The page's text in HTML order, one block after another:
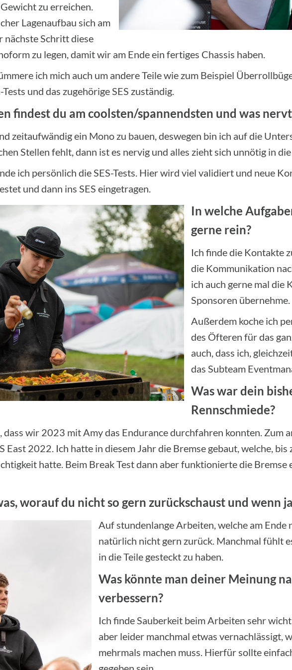
zu erreichen.
Lagenaufbau sich am
nächste Schritt diese
zu legen, damit wir am Ende ein fertiges Chassis haben.
ich mich auch um andere Teile wie zum Beispiel
und das zugehörige SES zuständig.
findest du am coolsten/spannendsten und was
zeitaufwändig ein Mono zu bauen, deswegen bin ich auf die
Stellen fehlt, dann ist es nervig und alles zieht sich unnötig in die
ich persönlich die SES-Tests. Hier wird viel validiert und neue
und dann ins SES eingetragen.
In welche
gerne rein?
Ich finde die Kontakte
die Kommunikation
ich auch gerne mal die
Sponsoren übernehme.
Außerdem koche ich
des Öfteren für das
auch, dass ich,
das Subteam
Was war dein
Rennschmiede?
dass wir 2023 mit Amy das Endurance durchfahren konnten. Zum
East 2022. Ich hatte in diesem Jahr die Bremse gebaut, welche,
hatte. Beim Break Test dann aber funktionierte die Bremse
worauf du nicht so gern zurückschaust und wenn
Auf stundenlange Arbeiten, welche am Ende
natürlich nicht gern zurück. Manchmal fühlt
in die Teile gesteckt zu haben.
Was könnte man deiner Meinung
verbessern?
Ich finde Sauberkeit beim Arbeiten sehr
aber leider manchmal etwas vernachlässigt,
mehrmals machen muss. Hierfür sollte